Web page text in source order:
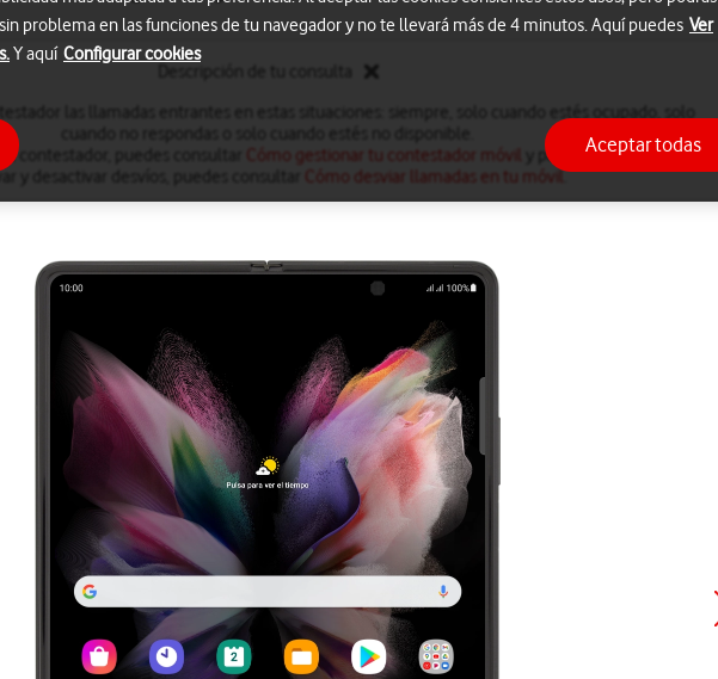
el contestador, puedes consultar
Cómo gestionar tu contestador móvil
y para saber más sobre
y desactivar desvíos, puedes consultar
Cómo desviar llamadas en tu móvil.
problema en las funciones de tu navegador y no te llevará más de 4 minutos. Aquí puedes Ver
Y aquí Configurar cookies
Aceptar todas